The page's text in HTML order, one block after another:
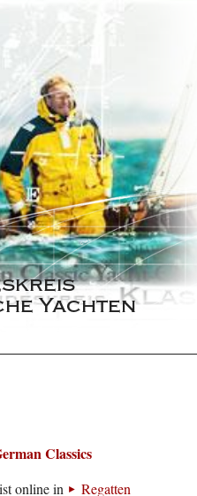
Yachten
Classics
online in
Regatten